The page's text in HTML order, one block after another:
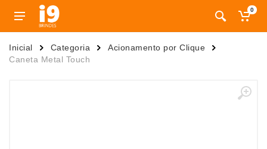
0
Inicial Categoria
Acionamento por Clique
Caneta Metal Touch